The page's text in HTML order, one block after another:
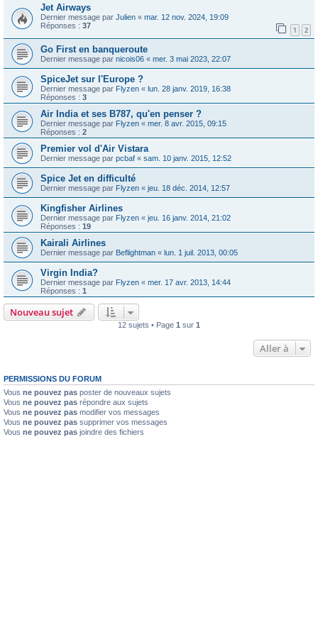
Jet Airways
Dernier message par Julien « mar. 12 nov. 2024, 19:09
Réponses : 37 1 2
Go First en banqueroute
Dernier message par nicois06 « mer. 3 mai 2023, 22:07
SpiceJet sur l'Europe ?
Dernier message par Flyzen « lun. 28 janv. 2019, 16:38
Réponses : 3
Air India et ses B787, qu'en penser ?
Dernier message par Flyzen « mer. 8 avr. 2015, 09:15
Réponses : 2
Premier vol d'Air Vistara
Dernier message par pcbaf « sam. 10 janv. 2015, 12:52
Spice Jet en difficulté
Dernier message par Flyzen « jeu. 18 déc. 2014, 12:57
Kingfisher Airlines
Dernier message par Flyzen « jeu. 16 janv. 2014, 21:02
Réponses : 19
Kairali Airlines
Dernier message par Beflightman « lun. 1 juil. 2013, 00:05
Virgin India?
Dernier message par Flyzen « mer. 17 avr. 2013, 14:44
Réponses : 1
Nouveau sujet
12 sujets • Page 1 sur 1
Aller à
PERMISSIONS DU FORUM
Vous ne pouvez pas poster de nouveaux sujets
Vous ne pouvez pas répondre aux sujets
Vous ne pouvez pas modifier vos messages
Vous ne pouvez pas supprimer vos messages
Vous ne pouvez pas joindre des fichiers